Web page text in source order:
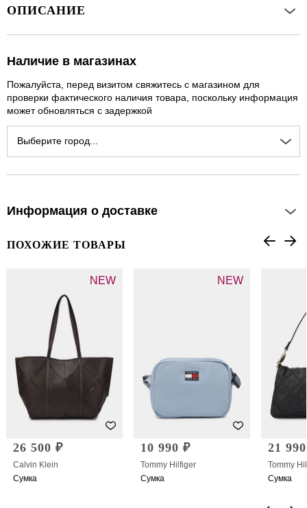
ОПИСАНИЕ
Наличие в магазинах
Пожалуйста, перед визитом свяжитесь с магазином для
проверки фактического наличия товара, поскольку информация
может обновляться с задержкой
Выберите город...
Информация о доставке
ПОХОЖИЕ ТОВАРЫ
NEW
26 500 ₽
Calvin Klein
Сумка
NEW
10 990 ₽
Tommy Hilfiger
Сумка
21
Tommy
Сумка